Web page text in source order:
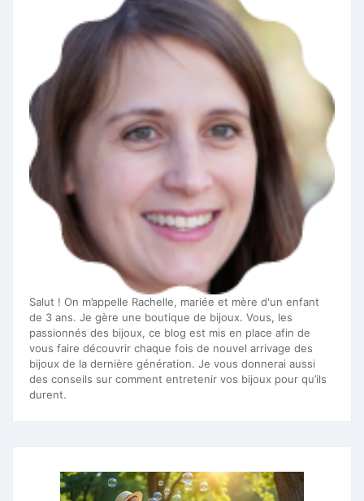
Salut ! On m’appelle Rachelle, mariée et mère d'un enfant
de 3 ans. Je gère une boutique de bijoux. Vous, les
passionnés des bijoux, ce blog est mis en place afin de
vous faire découvrir chaque fois de nouvel arrivage des
bijoux de la dernière génération. Je vous donnerai aussi
des conseils sur comment entretenir vos bijoux pour qu’ils
durent.